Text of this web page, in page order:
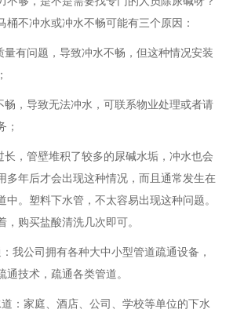
桶不冲水或冲水不畅可能有三个原因：
量有问题，导致冲水不畅，但这种情况安装
畅，导致无法冲水，可联系物业处理或者请
；
长，管壁堆积了较多的尿碱水垢，冲水也会
多年后才会出现这种情况，而且通常发生在
中。塑料下水管，不太容易出现这种问题。
，购买盐酸清洗几次即可。
我公司拥有各种大中小型管道疏通设备，
通技术，疏通各类管道。
：家庭、酒店、公司、学校等单位的下水